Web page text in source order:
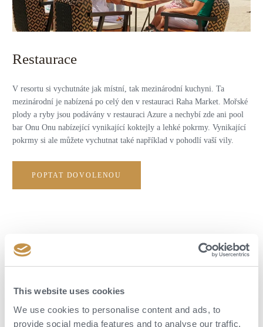
This website uses cookies
We use cookies to personalise content and ads, to
provide social media features and to analyse our traffic.
Restaurace
V resortu si vychutnáte jak místní, tak mezinárodní kuchyni. Ta
mezinárodní je nabízená po celý den v restauraci Raha Market. Mořské
plody a ryby jsou podávány v restauraci Azure a nechybí zde ani pool
bar Onu Onu nabízející vynikající koktejly a lehké pokrmy. Vynikající
pokrmy si ale můžete vychutnat také například v pohodlí vaší vily.
POPTAT DOVOLENOU